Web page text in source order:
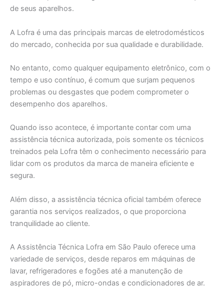
de seus aparelhos.
A Lofra é uma das principais marcas de eletrodomésticos
do mercado, conhecida por sua qualidade e durabilidade.
No entanto, como qualquer equipamento eletrônico, com o
tempo e uso contínuo, é comum que surjam pequenos
problemas ou desgastes que podem comprometer o
desempenho dos aparelhos.
Quando isso acontece, é importante contar com uma
assistência técnica autorizada, pois somente os técnicos
treinados pela Lofra têm o conhecimento necessário para
lidar com os produtos da marca de maneira eficiente e
segura.
Além disso, a assistência técnica oficial também oferece
garantia nos serviços realizados, o que proporciona
tranquilidade ao cliente.
A Assistência Técnica Lofra em São Paulo oferece uma
variedade de serviços, desde reparos em máquinas de
lavar, refrigeradores e fogões até a manutenção de
aspiradores de pó, micro-ondas e condicionadores de ar.